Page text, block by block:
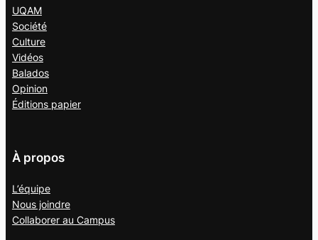
UQAM
Société
Culture
Vidéos
Balados
Opinion
Éditions papier
À propos
L’équipe
Nous joindre
Collaborer au Campus